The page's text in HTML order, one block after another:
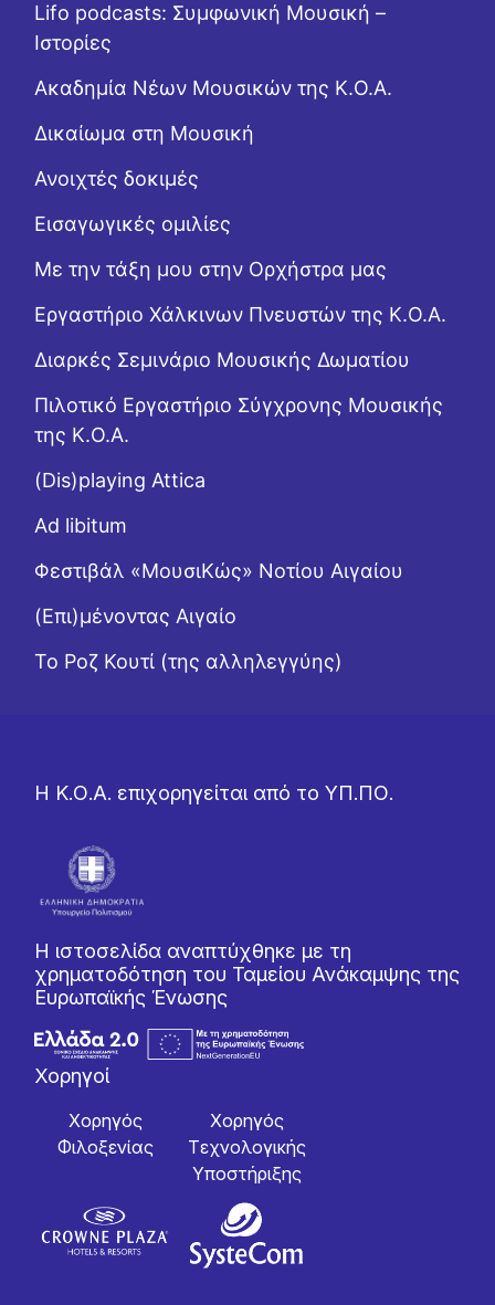
Lifo podcasts: Συμφωνική Μουσική –
Ιστορίες
Ακαδημία Νέων Μουσικών της Κ.Ο.Α.
Δικαίωμα στη Μουσική
Ανοιχτές δοκιμές
Εισαγωγικές ομιλίες
Με την τάξη μου στην Ορχήστρα μας
Εργαστήριo Χάλκινων Πνευστών της Κ.Ο.Α.
Διαρκές Σεμινάριο Μουσικής Δωματίου
Πιλοτικό Εργαστήριο Σύγχρονης Μουσικής
της Κ.Ο.Α.
(Dis)playing Attica
Ad libitum
Φεστιβάλ «ΜουσιΚώς» Νοτίου Αιγαίου
(Επι)μένοντας Αιγαίο
Το Ροζ Κουτί (της αλληλεγγύης)
Η Κ.Ο.Α. επιχορηγείται από το ΥΠ.ΠΟ.
Η ιστοσελίδα αναπτύχθηκε με τη
χρηματοδότηση του Ταμείου Ανάκαμψης της
Ευρωπαϊκής Ένωσης
Χορηγοί
Χορηγός
Φιλοξενίας
Χορηγός
Tεχνολογικής
Yποστήριξης